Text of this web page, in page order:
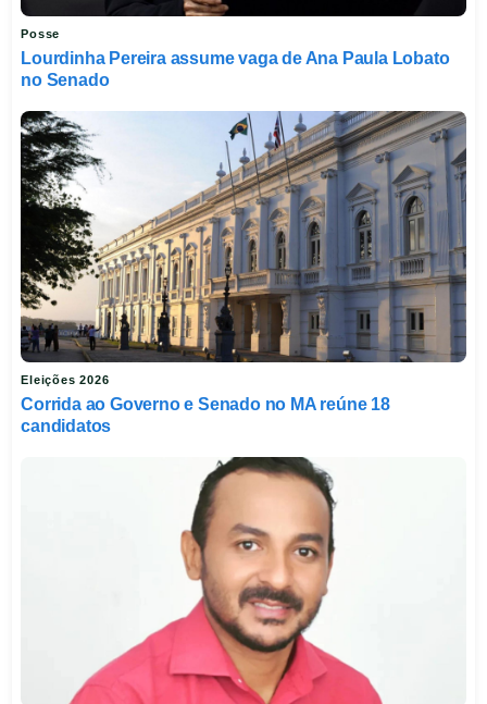
Posse
Lourdinha Pereira assume vaga de Ana Paula Lobato
no Senado
Eleições 2026
Corrida ao Governo e Senado no MA reúne 18
candidatos